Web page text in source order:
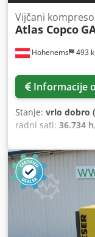
Hohenems 493
Vijčani
Atlas Copco
Informacije
Stanje: vrlo dobro
radni sati: 36.734 h
Integrirani sušilnik
proizvodnje: 2012